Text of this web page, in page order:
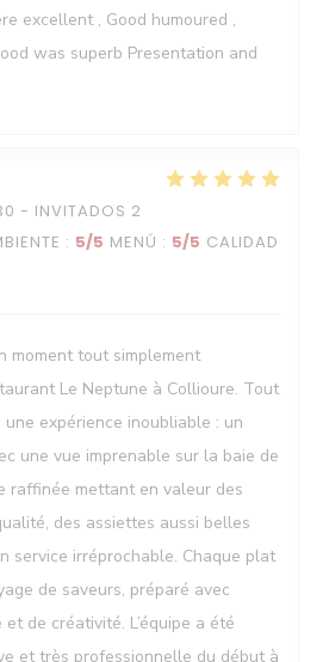
excellent , Good humoured ,
was superb Presentation and
- INVITADOS 2
: 5/5 MENÚ : 5/5 CALIDAD
moment tout simplement
Le Neptune à Collioure. Tout
expérience inoubliable : un
une vue imprenable sur la baie de
raffinée mettant en valeur des
des assiettes aussi belles
service irréprochable. Chaque plat
de saveurs, préparé avec
de créativité. L’équipe a été
et très professionnelle du début à